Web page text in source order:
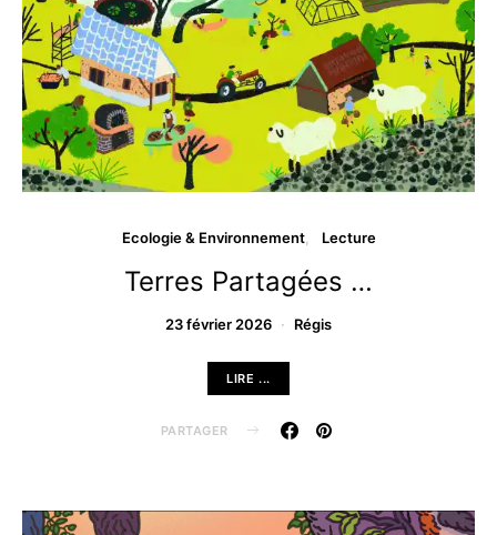
Ecologie & Environnement Lecture
Terres Partagées …
23 février 2026 Régis
LIRE ...
PARTAGER